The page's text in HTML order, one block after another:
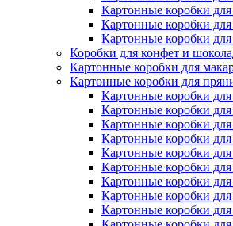
Картонные коробки
Картонные коробки
Картонные коробки
Коробки для конфет и
Картонные коробки для
Картонные коробки для
Картонные коробки
Картонные коробки
Картонные коробки
Картонные коробки
Картонные коробки
Картонные коробки
Картонные коробки
Картонные коробки
Картонные коробки